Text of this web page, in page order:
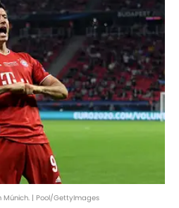
Múnich. | Pool/GettyImages